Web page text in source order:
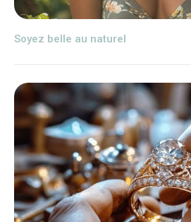
Soyez belle au naturel